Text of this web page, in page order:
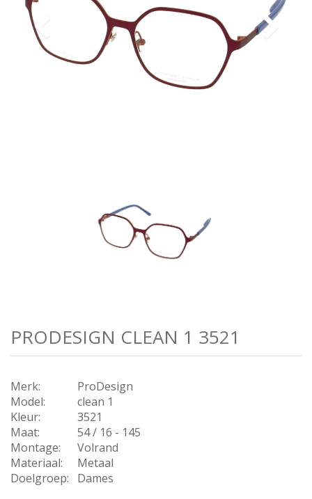
PRODESIGN CLEAN 1 3521
Merk:
ProDesign
Model:
clean 1
Kleur:
3521
Maat:
54 / 16 - 145
Montage:
Volrand
Materiaal:
Metaal
Doelgroep:
Dames